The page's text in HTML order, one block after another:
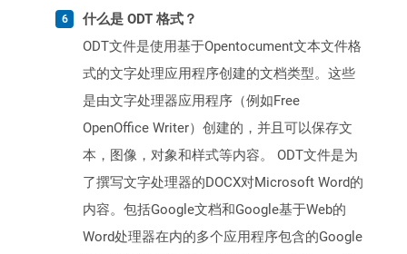
什么是 ODT 格式？
ODT文件是使用基于Opentocument文本文件格
式的文字处理应用程序创建的文档类型。这些
是由文字处理器应用程序（例如Free
OpenOffice Writer）创建的，并且可以保存文
本，图像，对象和样式等内容。 ODT文件是为
了撰写文字处理器的DOCX对Microsoft Word的
内容。包括Google文档和Google基于Web的
Word处理器在内的多个应用程序包含的Google